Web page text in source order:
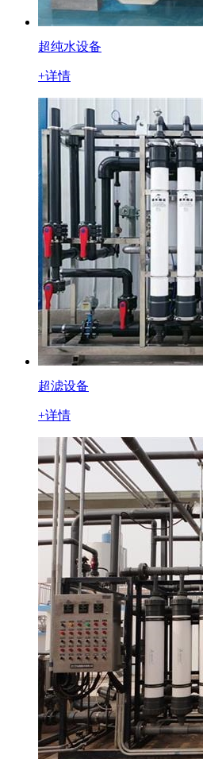
超纯水设备
+详情
超滤设备
+详情